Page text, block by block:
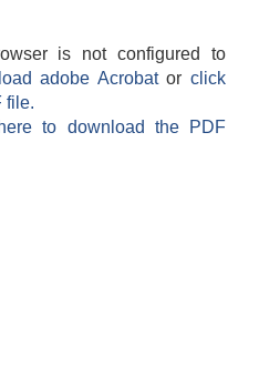
is not configured to
adobe Acrobatorclick
file.
to download the PDF